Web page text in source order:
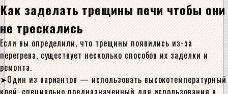
Как заделать трещины печи чтобы они
не трескались
Если вы определили, что трещины появились из-за
перегрева, существует несколько способов их заделки и
ремонта.
Один из вариантов — использовать высокотемпературный
клей, специально предназначенный для использования в